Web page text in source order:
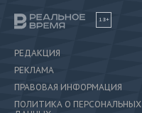
18+
РЕДАКЦИЯ
РЕКЛАМА
ПРАВОВАЯ ИНФОРМАЦИЯ
ПОЛИТИКА О ПЕРСОНАЛЬНЫХ